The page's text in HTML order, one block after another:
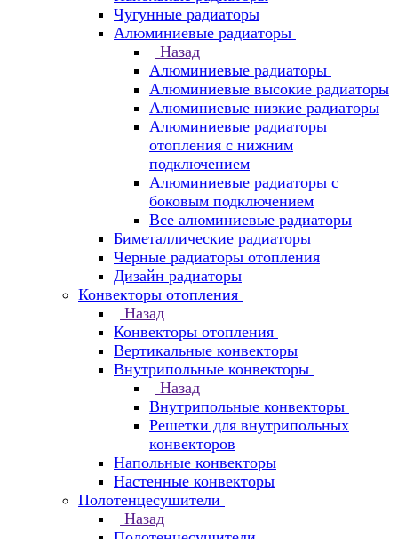
Чугунные радиаторы
Алюминиевые радиаторы
Назад
Алюминиевые радиаторы
Алюминиевые высокие радиаторы
Алюминиевые низкие радиаторы
Алюминиевые радиаторы
отопления с нижним
подключением
Алюминиевые радиаторы с
боковым подключением
Все алюминиевые радиаторы
Биметаллические радиаторы
Черные радиаторы отопления
Дизайн радиаторы
Конвекторы отопления
Назад
Конвекторы отопления
Вертикальные конвекторы
Внутрипольные конвекторы
Назад
Внутрипольные конвекторы
Решетки для внутрипольных
конвекторов
Напольные конвекторы
Настенные конвекторы
Полотенцесушители
Назад